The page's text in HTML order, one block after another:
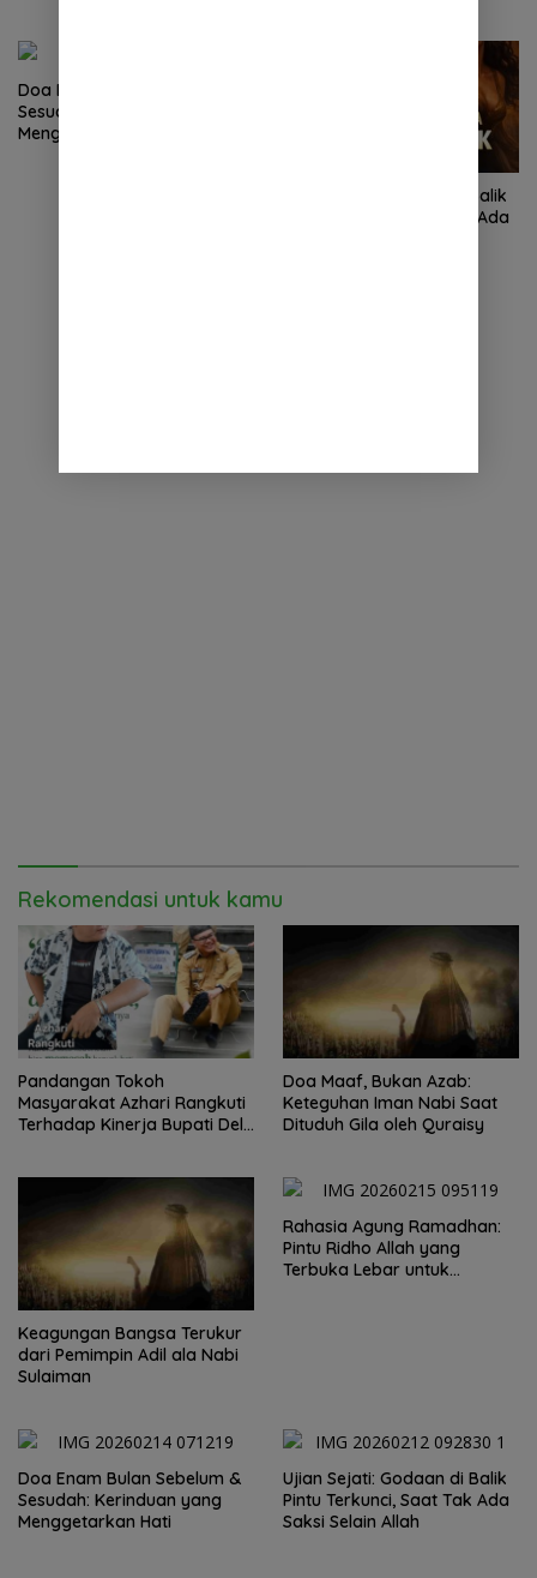
Doa Enam Bulan Sebelum &
Sesudah: Kerinduan yang
Menggetarkan Hati
Ujian Sejati: Godaan di Balik
Pintu Terkunci, Saat Tak Ada
Rekomendasi untuk kamu
Pandangan Tokoh
Masyarakat Azhari Rangkuti
Terhadap Kinerja Bupati Deli
Doa Maaf, Bukan Azab:
Keteguhan Iman Nabi Saat
Dituduh Gila oleh Quraisy
Keagungan Bangsa Terukur
dari Pemimpin Adil ala Nabi
Sulaiman
Rahasia Agung Ramadhan:
Pintu Ridho Allah yang
Terbuka Lebar untuk
Doa Enam Bulan Sebelum &
Sesudah: Kerinduan yang
Menggetarkan Hati
Ujian Sejati: Godaan di Balik
Pintu Terkunci, Saat Tak Ada
Saksi Selain Allah